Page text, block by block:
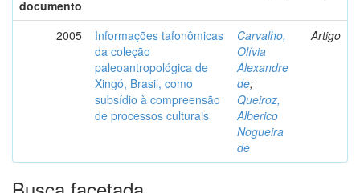
documento
2005
Informações tafonômicas
da coleção
paleoantropológica de
Xingó, Brasil, como
subsídio à compreensão
de processos culturais
Carvalho,
Olívia
Alexandre
de;
Queiroz,
Alberico
Nogueira
de
Artigo